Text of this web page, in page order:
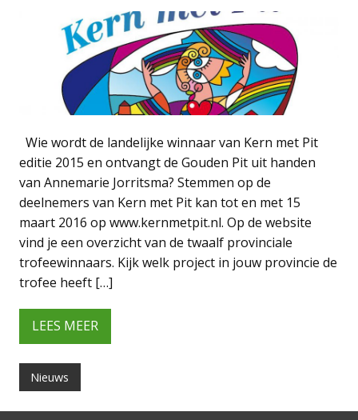
Wie wordt de landelijke winnaar van Kern met Pit
editie 2015 en ontvangt de Gouden Pit uit handen
van Annemarie Jorritsma? Stemmen op de
deelnemers van Kern met Pit kan tot en met 15
maart 2016 op www.kernmetpit.nl. Op de website
vind je een overzicht van de twaalf provinciale
trofeewinnaars. Kijk welk project in jouw provincie de
trofee heeft […]
LEES MEER
Nieuws